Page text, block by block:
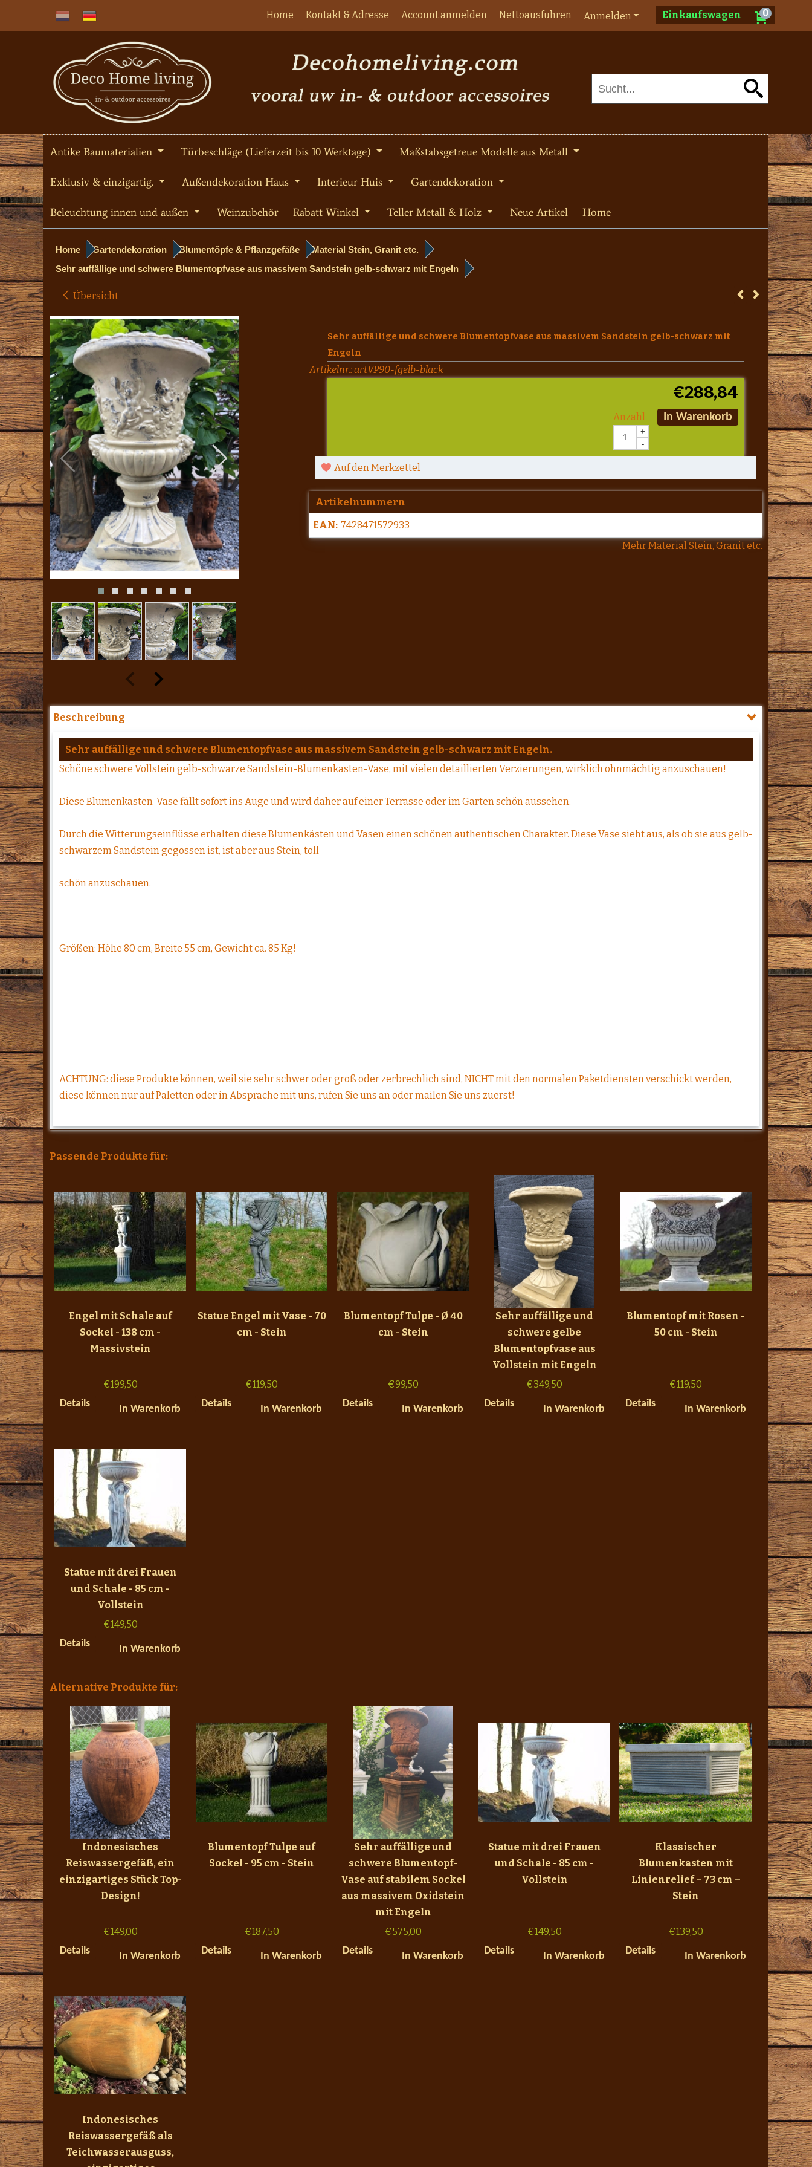
Einkaufswagen 0
Anmelden
Home Kontakt & Adresse Account anmelden Nettoausfuhren
Antike Baumaterialien Türbeschläge (Lieferzeit bis 10 Werktage) Maßstabsgetreue Modelle aus Metall
Exklusiv & einzigartig. Außendekoration Haus Interieur Huis Gartendekoration
Beleuchtung innen und außen Weinzubehör Rabatt Winkel Teller Metall & Holz Neue Artikel Home
Home Gartendekoration Blumentöpfe & Pflanzgefäße
Material Stein, Granit etc.
Sehr auffällige und schwere Blumentopfvase aus massivem Sandstein gelb-schwarz mit Engeln
Übersicht
Sehr auffällige und schwere Blumentopfvase aus massivem Sandstein gelb-schwarz mit
Engeln
Artikelnr.:artVP90-fgelb-black
€288,84
Anzahl
+
-
In Warenkorb
Auf den Merkzettel
Artikelnummern
EAN: 7428471572933
Mehr Material Stein, Granit etc.
Beschreibung
Sehr auffällige und schwere Blumentopfvase aus massivem Sandstein gelb-schwarz mit Engeln.
Schöne schwere Vollstein gelb-schwarze Sandstein-Blumenkasten-Vase, mit vielen detaillierten Verzierungen, wirklich ohnmächtig anzuschauen!
Diese Blumenkasten-Vase fällt sofort ins Auge und wird daher auf einer Terrasse oder im Garten schön aussehen.
Durch die Witterungseinflüsse erhalten diese Blumenkästen und Vasen einen schönen authentischen Charakter. Diese Vase sieht aus, als ob sie aus gelb-
schwarzem Sandstein gegossen ist, ist aber aus Stein, toll
schön anzuschauen.
Größen: Höhe 80 cm, Breite 55 cm, Gewicht ca. 85 Kg!
ACHTUNG: diese Produkte können, weil sie sehr schwer oder groß oder zerbrechlich sind, NICHT mit den normalen Paketdiensten verschickt werden,
diese können nur auf Paletten oder in Absprache mit uns, rufen Sie uns an oder mailen Sie uns zuerst!
Passende Produkte für:
Engel mit Schale auf
Sockel - 138 cm -
Massivstein
€199,50
Details
In Warenkorb
Statue Engel mit Vase - 70
cm - Stein
€119,50
Details
In Warenkorb
Blumentopf Tulpe - Ø 40
cm - Stein
€99,50
Details
In Warenkorb
Sehr auffällige und
schwere gelbe
Blumentopfvase aus
Vollstein mit Engeln
€349,50
Details
In Warenkorb
Blumentopf mit Rosen -
50 cm - Stein
€119,50
Details
In Warenkorb
Statue mit drei Frauen
und Schale - 85 cm -
Vollstein
€149,50
Details
In Warenkorb
Alternative Produkte für:
Indonesisches
Reiswassergefäß, ein
einzigartiges Stück Top-
Design!
€149,00
Details
In Warenkorb
Blumentopf Tulpe auf
Sockel - 95 cm - Stein
€187,50
Details
In Warenkorb
Sehr auffällige und
schwere Blumentopf-
Vase auf stabilem Sockel
aus massivem Oxidstein
mit Engeln
€575,00
Details
In Warenkorb
Statue mit drei Frauen
und Schale - 85 cm -
Vollstein
€149,50
Details
In Warenkorb
Klassischer
Blumenkasten mit
Linienrelief – 73 cm –
Stein
€139,50
Details
In Warenkorb
Indonesisches
Reiswassergefäß als
Teichwasserausguss,